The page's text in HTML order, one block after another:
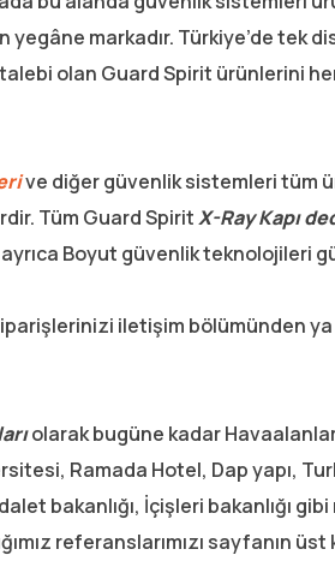
yegâne markadır. Türkiye’de tek
olan Guard Spirit ürünlerini
ve diğer güvenlik sistemleri tüm
Tüm Guard SpiritX-Ray Kapı
Boyut güvenlik teknolojileri
iletişim bölümünden
olarak bugüne kadar
Ramada Hotel, Dap yapı,
bakanlığı, İçişleri bakanlığı
referanslarımızı sayfanın